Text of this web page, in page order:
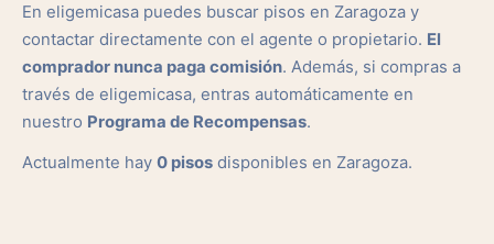
En eligemicasa puedes buscar pisos en Zaragoza y
contactar directamente con el agente o propietario. El
comprador nunca paga comisión. Además, si compras a
través de eligemicasa, entras automáticamente en
nuestro Programa de Recompensas.
Actualmente hay 0 pisos disponibles en Zaragoza.